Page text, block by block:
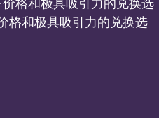
格和极具吸引力的兑换选